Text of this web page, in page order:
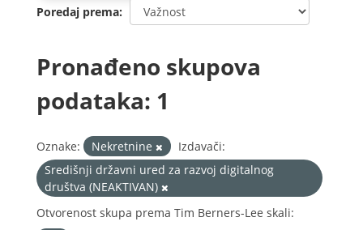
Poredaj prema
Pronađeno skupova
podataka: 1
Oznake: Nekretnine
Izdavači:
Središnji državni ured za razvoj digitalnog
društva (NEAKTIVAN)
Otvorenost skupa prema Tim Berners-Lee skali: